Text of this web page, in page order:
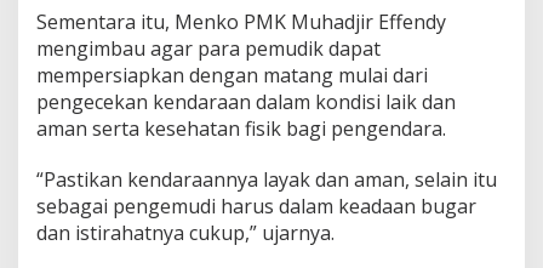
Sementara itu, Menko PMK Muhadjir Effendy
mengimbau agar para pemudik dapat
mempersiapkan dengan matang mulai dari
pengecekan kendaraan dalam kondisi laik dan
aman serta kesehatan fisik bagi pengendara.
“Pastikan kendaraannya layak dan aman, selain itu
sebagai pengemudi harus dalam keadaan bugar
dan istirahatnya cukup,” ujarnya.